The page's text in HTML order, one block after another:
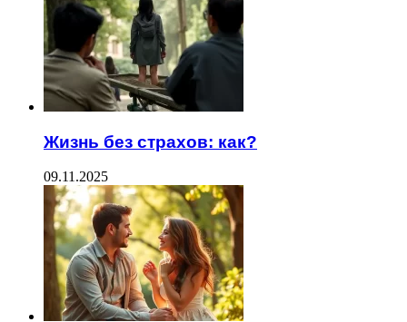
Жизнь без страхов: как?
09.11.2025